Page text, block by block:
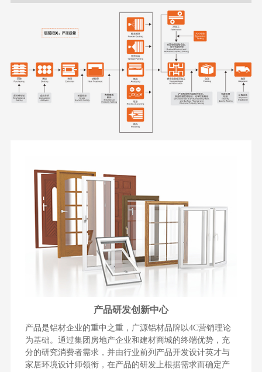
产品研发创新中心
产品是铝材企业的重中之重，广源铝材品牌以4C营销理论
为基础。通过集团房地产企业和建材商城的终端优势，充
分的研究消费者需求，并由行业前列产品开发设计英才与
家居环境设计师领衔，在产品的研发上根据需求而确定产